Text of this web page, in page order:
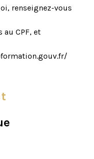
renseignez-vous
CPF, et